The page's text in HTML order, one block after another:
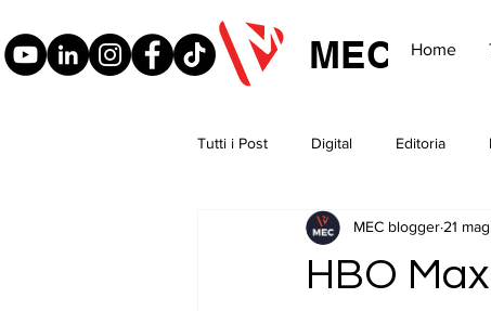
MEC Home
Tutti i Post Digital Editoria
HBO
MEC blogger 21 mag